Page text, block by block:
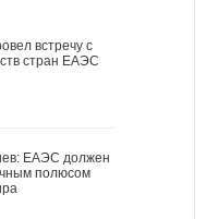
встречу с
стран ЕАЭС
ЕАЭС должен
полюсом